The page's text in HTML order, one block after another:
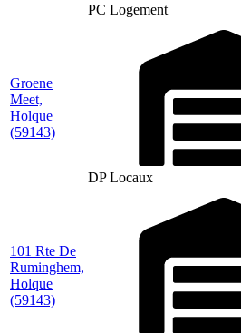
PC Logement
Groene
Meet,
Holque
(59143)
DP Locaux
101 Rte De
Ruminghem,
Holque
(59143)